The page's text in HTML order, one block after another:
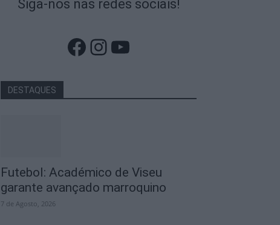
Siga-nos nas redes sociais!
Facebook
Instagram
YouTube
DESTAQUES
Futebol: Académico de Viseu
garante avançado marroquino
7 de Agosto, 2026